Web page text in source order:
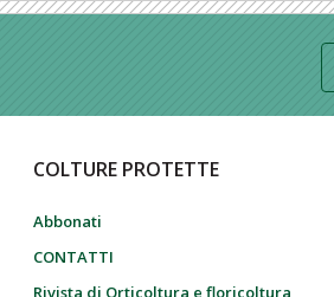
COLTURE PROTETTE
Abbonati
CONTATTI
Rivista di Orticoltura e floricoltura